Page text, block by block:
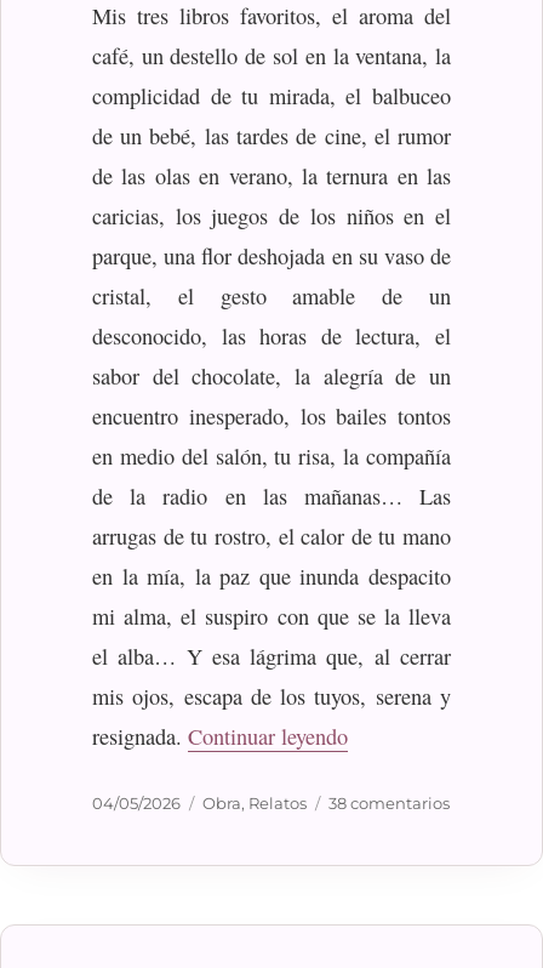
Mis tres libros favoritos, el aroma del
café, un destello de sol en la ventana, la
complicidad de tu mirada, el balbuceo
de un bebé, las tardes de cine, el rumor
de las olas en verano, la ternura en las
caricias, los juegos de los niños en el
parque, una flor deshojada en su vaso de
cristal, el gesto amable de un
desconocido, las horas de lectura, el
sabor del chocolate, la alegría de un
encuentro inesperado, los bailes tontos
en medio del salón, tu risa, la compañía
de la radio en las mañanas… Las
arrugas de tu rostro, el calor de tu mano
en la mía, la paz que inunda despacito
mi alma, el suspiro con que se la lleva
el alba… Y esa lágrima que, al cerrar
mis ojos, escapa de los tuyos, serena y
resignada. Continuar leyendo«Algo perfecto»
Publicado
04/05/2026 Categorías
Obra, Relatos 38 comentariosen